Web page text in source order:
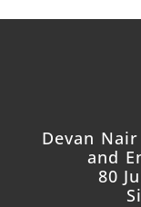
Devan
and
80